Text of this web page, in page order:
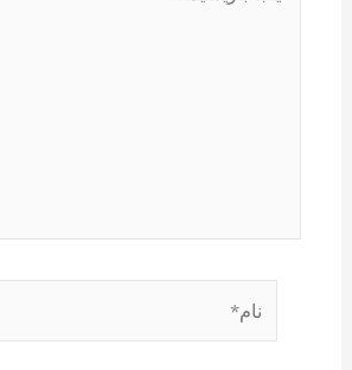
بنویسید…